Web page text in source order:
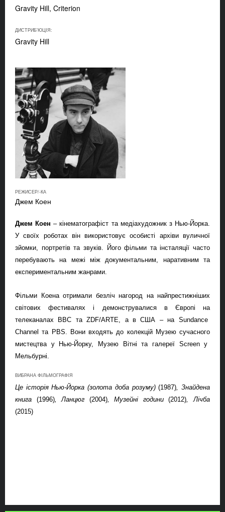
Gravity Hill, Criterion
ДИСТРИБ'ЮЦІЯ:
Gravity Hill
РЕЖИСЕР/-КА
Джем Коен
Джем Коен – кінематографіст та медіахудожник з Нью-Йорка.
У своїх роботах він використовує особисті архівивуличної
зйомки, портретів та звуків. Його фільми та інсталяції часто
перебувають на межі між документальним, наративним та
експериментальним жанрами.
Фільми Коена отримали безліч нагород на найпрестижніших
світових фестивалях і демонструвалисяв Європі на
телеканалах BBC та ZDF/ARTE, а в США –на Sundance
Channel та PBS. Вони входять до колекцій Музею сучасного
мистецтва у Нью-Йорку, Музею Вітні та галереї Screen у
Мельбурні.
ВИБРАНА ФІЛЬМОГРАФІЯ
Це історія Нью-Йорка (золота добарозуму)(1987), Знайдена
книга (1996), Ланцюг (2004), Музейні години(2012),Лічба
(2015)